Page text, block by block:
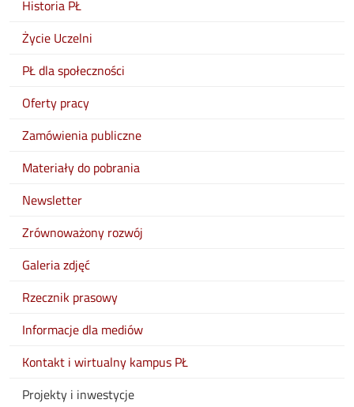
Historia PŁ
Życie Uczelni
PŁ dla społeczności
Oferty pracy
Zamówienia publiczne
Materiały do pobrania
Newsletter
Zrównoważony rozwój
Galeria zdjęć
Rzecznik prasowy
Informacje dla mediów
Kontakt i wirtualny kampus PŁ
Projekty i inwestycje